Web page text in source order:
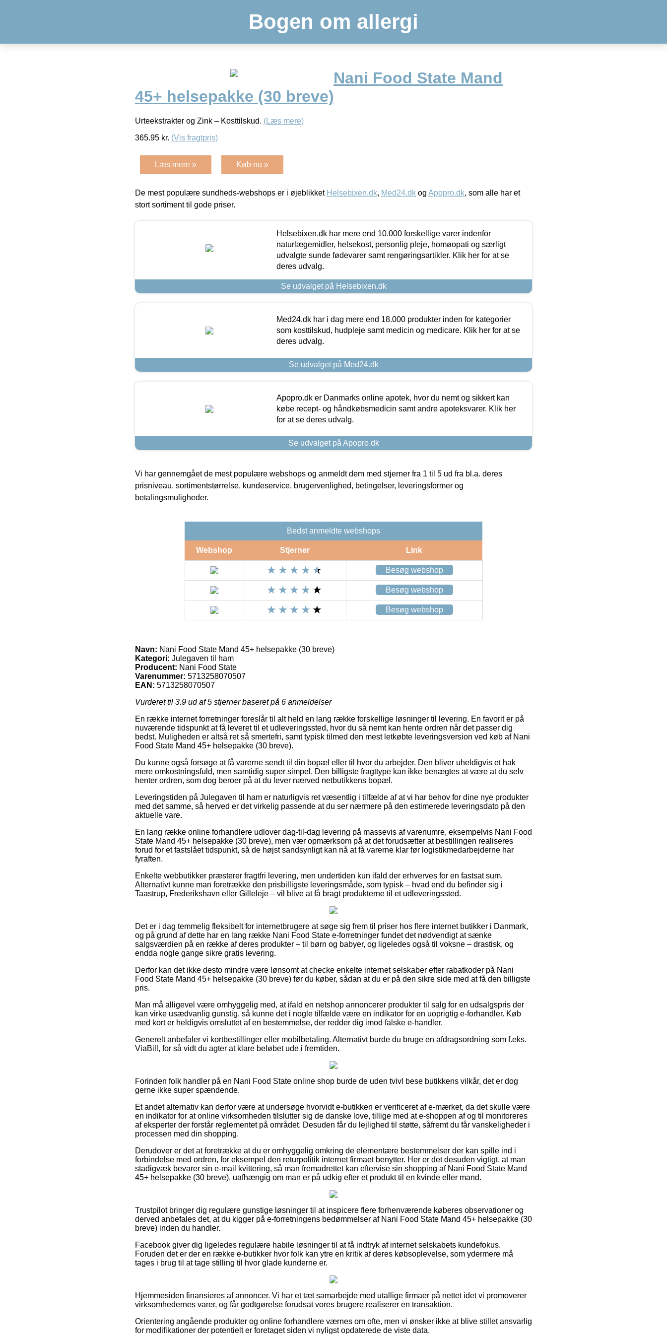
Bogen om allergi
Nani Food State Mand
45+ helsepakke (30 breve)
Urteekstrakter og Zink – Kosttilskud. (Læs mere)
365.95 kr. (Vis fragtpris)
Læs mere » Køb nu »
De mest populære sundheds-webshops er i øjeblikket Helsebixen.dk, Med24.dk og Apopro.dk, som alle har et
stort sortiment til gode priser.
Helsebixen.dk har mere end 10.000 forskellige varer indenfor
naturlægemidler, helsekost, personlig pleje, homøopati og særligt
udvalgte sunde fødevarer samt rengøringsartikler. Klik her for at se
deres udvalg.
Se udvalget på Helsebixen.dk
Med24.dk har i dag mere end 18.000 produkter inden for kategorier
som kosttilskud, hudpleje samt medicin og medicare. Klik her for at se
deres udvalg.
Se udvalget på Med24.dk
Apopro.dk er Danmarks online apotek, hvor du nemt og sikkert kan
købe recept- og håndkøbsmedicin samt andre apoteksvarer. Klik her
for at se deres udvalg.
Se udvalget på Apopro.dk
Vi har gennemgået de mest populære webshops og anmeldt dem med stjerner fra 1 til 5 ud fra bl.a. deres
prisniveau, sortimentstørrelse, kundeservice, brugervenlighed, betingelser, leveringsformer og
betalingsmuligheder.
Bedst anmeldte webshops
Webshop Stjerner Link
Besøg webshop
Besøg webshop
Besøg webshop
Navn: Nani Food State Mand 45+ helsepakke (30 breve)
Kategori: Julegaven til ham
Producent: Nani Food State
Varenummer: 5713258070507
EAN: 5713258070507
Vurderet til 3.9 ud af 5 stjerner baseret på 6 anmeldelser
En række internet forretninger foreslår til alt held en lang række forskellige løsninger til levering. En favorit er på
nuværende tidspunkt at få leveret til et udleveringssted, hvor du så nemt kan hente ordren når det passer dig
bedst. Muligheden er altså ret så smertefri, samt typisk tilmed den mest letkøbte leveringsversion ved køb af Nani
Food State Mand 45+ helsepakke (30 breve).
Du kunne også forsøge at få varerne sendt til din bopæl eller til hvor du arbejder. Den bliver uheldigvis et hak
mere omkostningsfuld, men samtidig super simpel. Den billigste fragttype kan ikke benægtes at være at du selv
henter ordren, som dog beroer på at du lever nærved netbutikkens bopæl.
Leveringstiden på Julegaven til ham er naturligvis ret væsentlig i tilfælde af at vi har behov for dine nye produkter
med det samme, så herved er det virkelig passende at du ser nærmere på den estimerede leveringsdato på den
aktuelle vare.
En lang række online forhandlere udlover dag-til-dag levering på massevis af varenumre, eksempelvis Nani Food
State Mand 45+ helsepakke (30 breve), men vær opmærksom på at det forudsætter at bestillingen realiseres
forud for et fastslået tidspunkt, så de højst sandsynligt kan nå at få varerne klar før logistikmedarbejderne har
fyraften.
Enkelte webbutikker præsterer fragtfri levering, men undertiden kun ifald der erhverves for en fastsat sum.
Alternativt kunne man foretrække den prisbilligste leveringsmåde, som typisk – hvad end du befinder sig i
Taastrup, Frederikshavn eller Gilleleje – vil blive at få bragt produkterne til et udleveringssted.
Det er i dag temmelig fleksibelt for internetbrugere at søge sig frem til priser hos flere internet butikker i Danmark,
og på grund af dette har en lang række Nani Food State e-forretninger fundet det nødvendigt at sænke
salgsværdien på en række af deres produkter – til børn og babyer, og ligeledes også til voksne – drastisk, og
endda nogle gange sikre gratis levering.
Derfor kan det ikke desto mindre være lønsomt at checke enkelte internet selskaber efter rabatkoder på Nani
Food State Mand 45+ helsepakke (30 breve) før du køber, sådan at du er på den sikre side med at få den billigste
pris.
Man må alligevel være omhyggelig med, at ifald en netshop annoncerer produkter til salg for en udsalgspris der
kan virke usædvanlig gunstig, så kunne det i nogle tilfælde være en indikator for en uoprigtig e-forhandler. Køb
med kort er heldigvis omsluttet af en bestemmelse, der redder dig imod falske e-handler.
Generelt anbefaler vi kortbestillinger eller mobilbetaling. Alternativt burde du bruge en afdragsordning som f.eks.
ViaBill, for så vidt du agter at klare beløbet ude i fremtiden.
Forinden folk handler på en Nani Food State online shop burde de uden tvivl bese butikkens vilkår, det er dog
gerne ikke super spændende.
Et andet alternativ kan derfor være at undersøge hvorvidt e-butikken er verificeret af e-mærket, da det skulle være
en indikator for at online virksomheden tilslutter sig de danske love, tillige med at e-shoppen af og til monitoreres
af eksperter der forstår reglementet på området. Desuden får du lejlighed til støtte, såfremt du får vanskeligheder i
processen med din shopping.
Derudover er det at foretrække at du er omhyggelig omkring de elementære bestemmelser der kan spille ind i
forbindelse med ordren, for eksempel den returpolitik internet firmaet benytter. Her er det desuden vigtigt, at man
stadigvæk bevarer sin e-mail kvittering, så man fremadrettet kan eftervise sin shopping af Nani Food State Mand
45+ helsepakke (30 breve), uafhængig om man er på udkig efter et produkt til en kvinde eller mand.
Trustpilot bringer dig regulære gunstige løsninger til at inspicere flere forhenværende køberes observationer og
derved anbefales det, at du kigger på e-forretningens bedømmelser af Nani Food State Mand 45+ helsepakke (30
breve) inden du handler.
Facebook giver dig ligeledes regulære habile løsninger til at få indtryk af internet selskabets kundefokus.
Foruden det er der en række e-butikker hvor folk kan ytre en kritik af deres købsoplevelse, som ydermere må
tages i brug til at tage stilling til hvor glade kunderne er.
Hjemmesiden finansieres af annoncer. Vi har et tæt samarbejde med utallige firmaer på nettet idet vi promoverer
virksomhedernes varer, og får godtgørelse forudsat vores brugere realiserer en transaktion.
Orientering angående produkter og online forhandlere værnes om ofte, men vi ønsker ikke at blive stillet ansvarlig
for modifikationer der potentielt er foretaget siden vi nyligst opdaterede de viste data.